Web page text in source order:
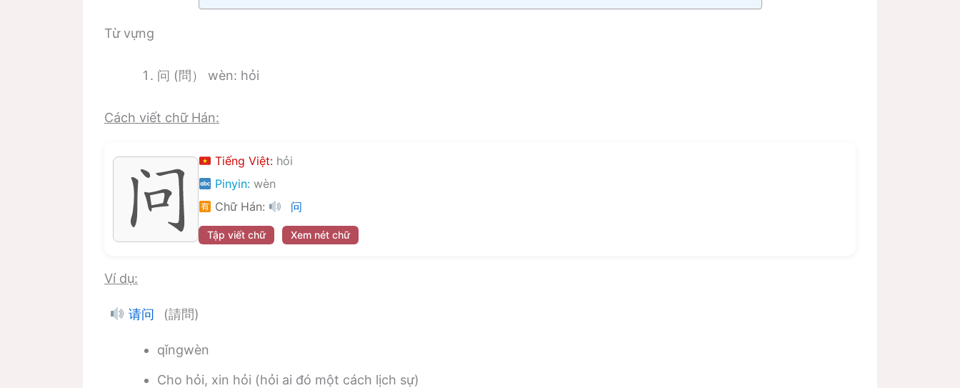
Từ vựng
问 (問） wèn: hỏi
Cách viết chữ Hán:
Tiếng Việt: hỏi
Pinyin: wèn
Chữ Hán:
问
Tập viết chữ Xem nét chữ
Ví dụ:
请问 (請問)
qǐngwèn
Cho hỏi, xin hỏi (hỏi ai đó một cách lịch sự)